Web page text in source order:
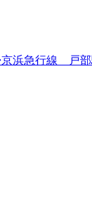
浜急行線 戸部